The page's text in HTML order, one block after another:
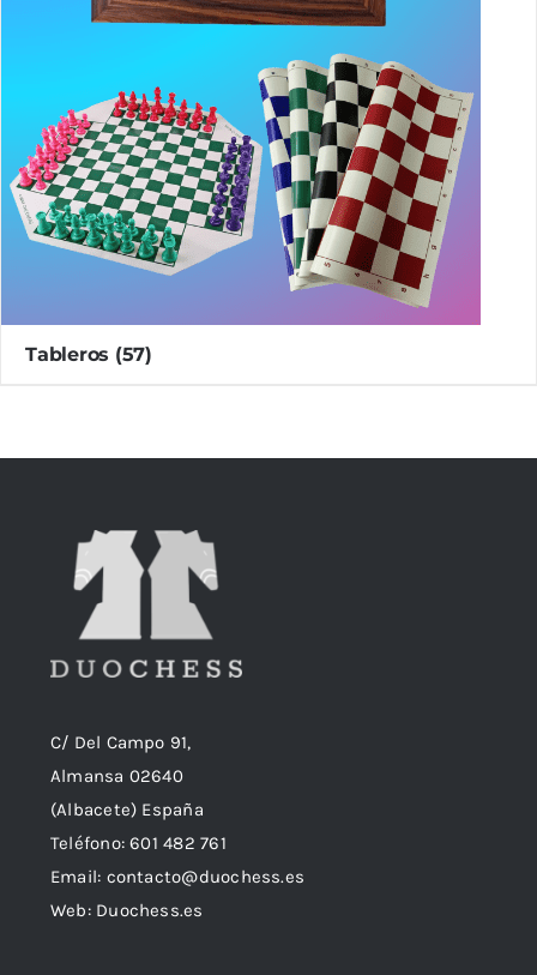
Tableros (57)
C/ Del Campo 91,
Almansa 02640
(Albacete) España
Teléfono:601 482 761
Email: contacto@duochess.es
Web: Duochess.es